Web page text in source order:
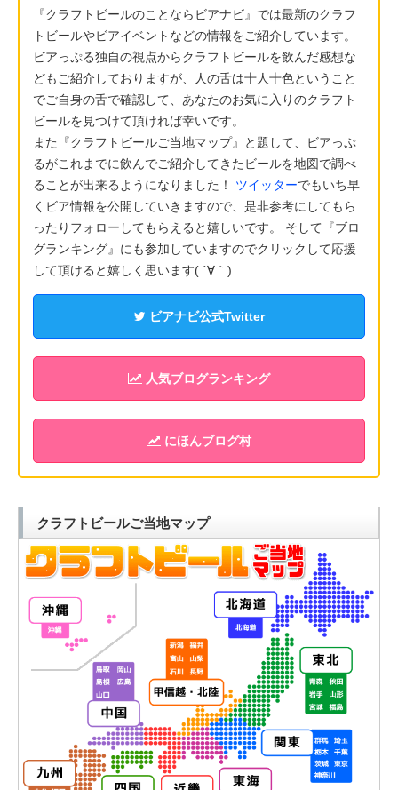
『クラフトビールのことならビアナビ』では最新のクラフ
トビールやビアイベントなどの情報をご紹介しています。
ビアっぷる独自の視点からクラフトビールを飲んだ感想な
どもご紹介しておりますが、人の舌は十人十色ということ
でご自身の舌で確認して、あなたのお気に入りのクラフト
ビールを見つけて頂ければ幸いです。
また『クラフトビールご当地マップ』と題して、ビアっぷ
るがこれまでに飲んでご紹介してきたビールを地図で調べ
ることが出来るようになりました！ ツイッターでもいち早
くビア情報を公開していきますので、是非参考にしてもら
ったりフォローしてもらえると嬉しいです。 そして『ブロ
グランキング』にも参加していますのでクリックして応援
して頂けると嬉しく思います( ´∀｀)
ビアナビ公式Twitter
人気ブログランキング
にほんブログ村
クラフトビールご当地マップ